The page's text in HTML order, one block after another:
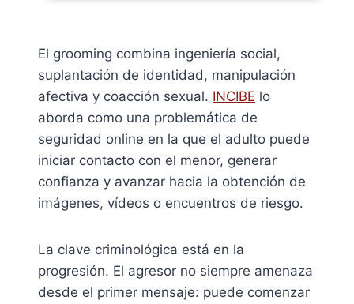
El grooming combina ingeniería social,
suplantación de identidad, manipulación
afectiva y coacción sexual. INCIBE lo
aborda como una problemática de
seguridad online en la que el adulto puede
iniciar contacto con el menor, generar
confianza y avanzar hacia la obtención de
imágenes, vídeos o encuentros de riesgo.
La clave criminológica está en la
progresión. El agresor no siempre amenaza
desde el primer mensaje: puede comenzar